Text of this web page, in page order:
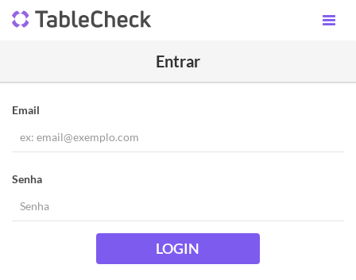
Entrar
Email
Senha
LOGIN